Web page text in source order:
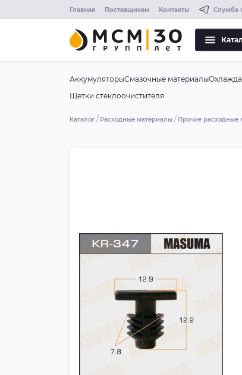
Главная Поставщикам Контакты Служба
АккумуляторыСмазочные материалы
Щетки стеклоочистителя
Каталог Расходные материалы Прочие расходные